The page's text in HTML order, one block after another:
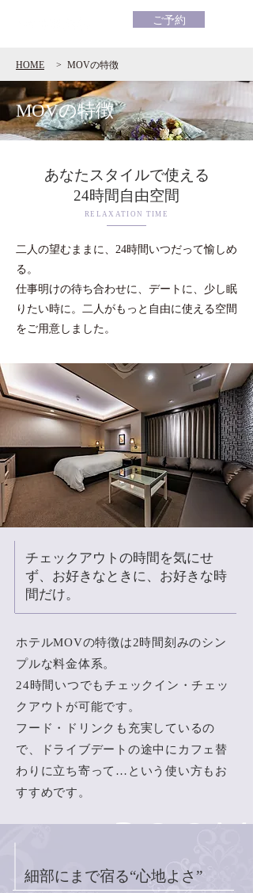
ご予約
HOME > MOVの特徴
MOVの特徴
あなたスタイルで使える
24時間自由空間
RELAXATION TIME
二人の望むままに、24時間いつだって愉しめ
る。
仕事明けの待ち合わせに、デートに、少し眠
りたい時に。二人がもっと自由に使える空間
をご用意しました。
チェックアウトの時間を気にせ
ず、お好きなときに、お好きな時
間だけ。
ホテルMOVの特徴は2時間刻みのシン
プルな料金体系。
24時間いつでもチェックイン・チェッ
クアウトが可能です。
フード・ドリンクも充実しているの
で、ドライブデートの途中にカフェ替
わりに立ち寄って…という使い方もお
すすめです。
細部にまで宿る“心地よさ”